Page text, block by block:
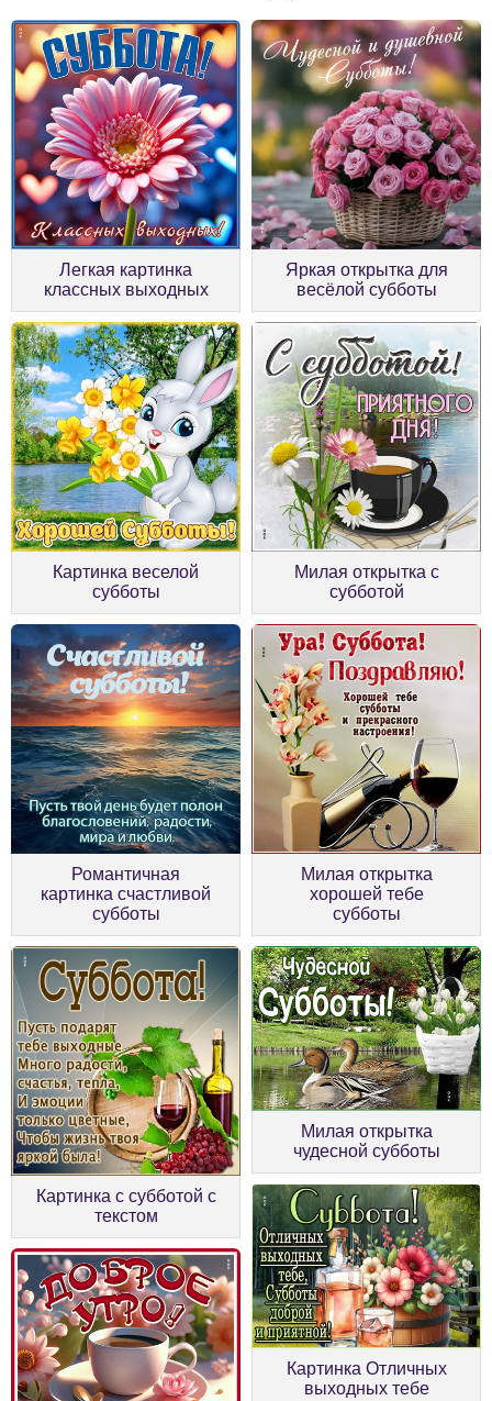
Легкая картинка
классных выходных
Яркая открытка для
весёлой субботы
Картинка веселой
субботы
Милая открытка с
субботой
Романтичная
картинка счастливой
субботы
Милая открытка
хорошей тебе
субботы
Картинка с субботой с
текстом
Милая открытка
чудесной субботы
Картинка Отличных
выходных тебе